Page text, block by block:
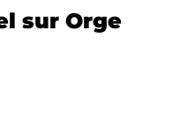
sur Orge